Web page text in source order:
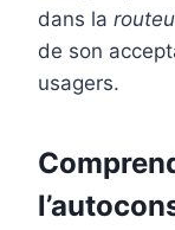
dans la
de son
usagers.